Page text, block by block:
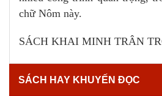
chữ Nôm này.
SÁCH KHAI MINH TRÂN
SÁCH HAY KHUYẾN ĐỌC